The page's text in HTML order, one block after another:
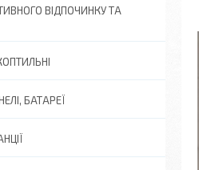
ВІДПОЧИНКУ ТА
БАТАРЕЇ